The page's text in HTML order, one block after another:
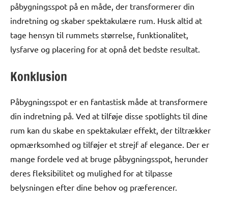
påbygningsspot på en måde, der transformerer din
indretning og skaber spektakulære rum. Husk altid at
tage hensyn til rummets størrelse, funktionalitet,
lysfarve og placering for at opnå det bedste resultat.
Konklusion
Påbygningsspot er en fantastisk måde at transformere
din indretning på. Ved at tilføje disse spotlights til dine
rum kan du skabe en spektakulær effekt, der tiltrækker
opmærksomhed og tilføjer et strejf af elegance. Der er
mange fordele ved at bruge påbygningsspot, herunder
deres fleksibilitet og mulighed for at tilpasse
belysningen efter dine behov og præferencer.